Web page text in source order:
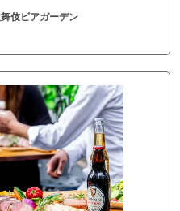
伎ビアガーデン